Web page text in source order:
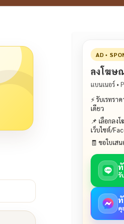
AD •
ลงโฆษ
แบนเนอร์ •
⚡ รับเรทร
เดียว
📌 เลือกลง
เว็บไซต์/
🧾 ขอใบเส
ทั
รั
ทั
คุ